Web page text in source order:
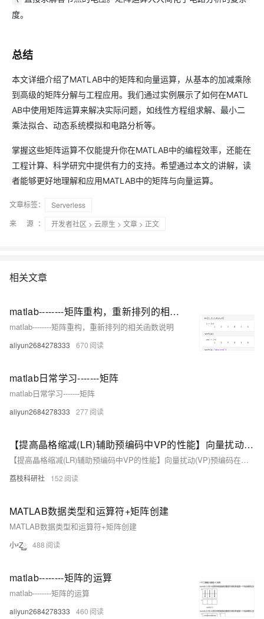
度。
总结
本文详细介绍了MATLAB中的矩阵和向量运算，从基本的加减乘除
到高级的矩阵分解与工程应用。我们通过实例展示了如何在MATL
AB中使用矩阵运算来解决实际问题，如线性方程组求解、最小二
乘法拟合、动态系统模拟和电路分析等。
掌握这些矩阵运算不仅能提升你在MATLAB中的编程效率，还能在
工程计算、科学研究中提供有力的支持。希望通过本文的讲解，读
者能够更好地理解和应用MATLAB中的矩阵与向量运算。
文章标签：
Serverless
来 源：
开发者社区 > 云原生 > 文章 > 正文
相关文章
matlab--------矩阵重构，重新排列的相关函数说明
matlab--------矩阵重构，重新排列的相关函数说明
aliyun2684278333 670
matlab日常学习-------矩阵
matlab日常学习-------矩阵
aliyun2684278333 277
【提高晶格缩减(LR)辅助预编码中VP的性能】向量扰动(VP)预编码在下行链路中多用户通信系统中的应用（Matlab代码实现）
【提高晶格缩减(LR)辅助预编码中VP的性能】向量扰动(VP)预编码在下行链路中多用户通信系统中的应用（Matlab代码实现）
荔枝科研社 152
MATLAB数据类型和运算符+矩阵创建
MATLAB数据类型和运算符+矩阵创建
小ᶻZ࿆ 488
matlab--------矩阵的运算
matlab--------矩阵的运算
aliyun2684278333 460